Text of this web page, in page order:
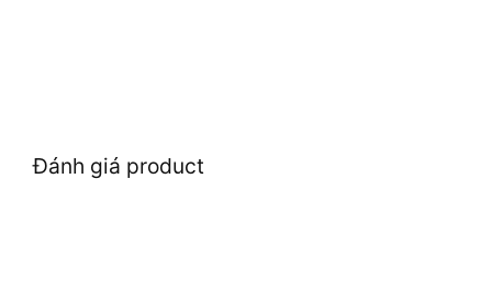
Đánh giá product